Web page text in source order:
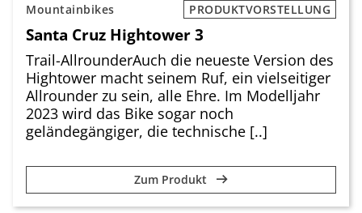
Mountainbikes PRODUKTVORSTELLUNG
Santa Cruz Hightower 3
Trail-AllrounderAuch die neueste Version des
Hightower macht seinem Ruf, ein vielseitiger
Allrounder zu sein, alle Ehre. Im Modelljahr
2023 wird das Bike sogar noch
geländegängiger, die technische [..]
Zum Produkt